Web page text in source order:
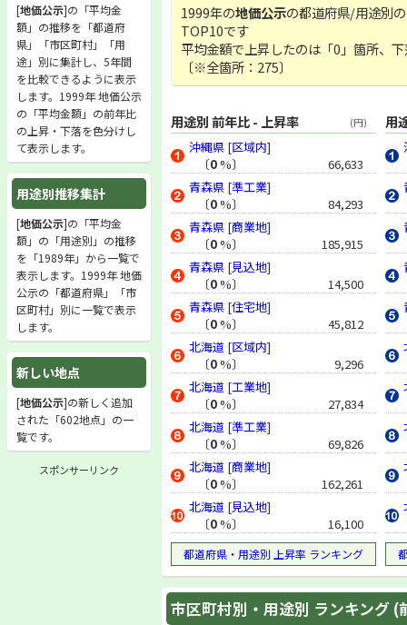
1999年の地価公示の都道府県/用途別
TOP10です
平均金額で上昇したのは「0」箇所、
〔※全箇所：275〕
用途別 前年比 - 上昇率 (円)
沖縄県 [区域内]
〔0%〕
66,633
青森県 [準工業]
〔0%〕
84,293
青森県 [商業地]
〔0%〕
185,915
青森県 [見込地]
〔0%〕
14,500
青森県 [住宅地]
〔0%〕
45,812
北海道 [区域内]
〔0%〕
9,296
北海道 [工業地]
〔0%〕
27,834
北海道 [準工業]
〔0%〕
69,826
北海道 [商業地]
〔0%〕
162,261
北海道 [見込地]
〔0%〕 16,100
都道府県・用途別 上昇率 ランキング
用
市区町村別・用途別 ランキング (
[地価公示]の「平均金
額」の推移を「都道府
県」「市区町村」「用
途」別に集計し、5年間
を比較できるように表示
します。1999年 地価公示
の「平均金額」の前年比
の上昇・下落を色分けし
て表示します。
用途別推移集計
[地価公示]の「平均金
額」の「用途別」の推移
を「1989年」から一覧で
表示します。1999年 地価
公示の「都道府県」「市
区町村」別に一覧で表示
します。
新しい地点
[地価公示]の新しく追加
された「602地点」の一
覧です。
スポンサーリンク